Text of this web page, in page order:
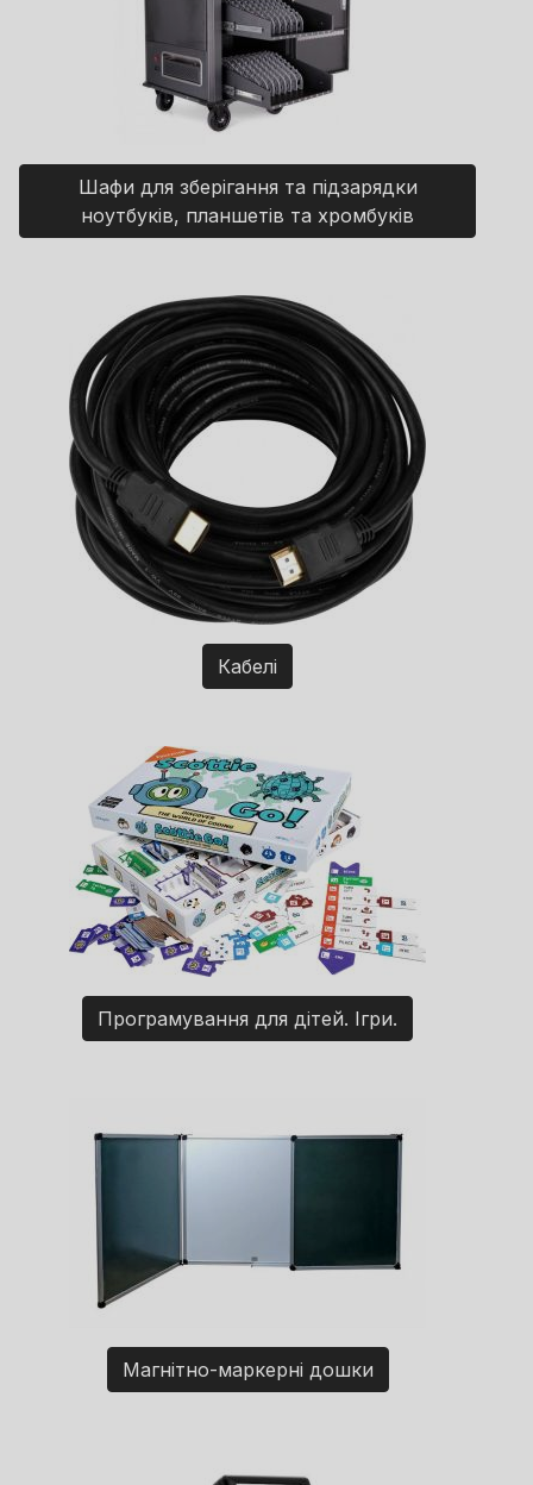
Шафи для зберігання та підзарядки
ноутбуків, планшетів та хромбуків
Кабелі
Програмування для дітей. Ігри.
Магнітно-маркерні дошки